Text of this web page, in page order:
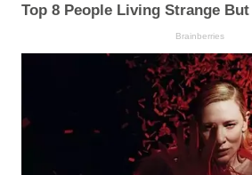
Top 8 People Living Strange
Brainberries